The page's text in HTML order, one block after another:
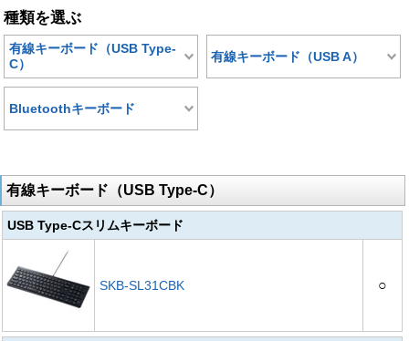
種類を選ぶ
有線キーボード（USB Type-
C）
有線キーボード（USB A）
Bluetoothキーボード
有線キーボード（USB Type-C）
USB Type-Cスリムキーボード
SKB-SL31CBK ○